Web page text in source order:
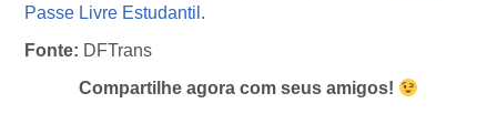
Passe Livre Estudantil .
Fonte: DFTrans
Compartilhe agora com seus amigos!